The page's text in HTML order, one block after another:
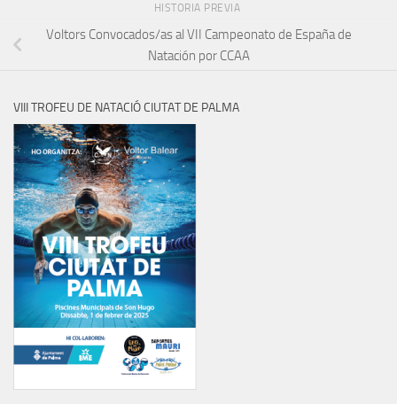
HISTORIA PREVIA
Voltors Convocados/as al VII Campeonato de España de
Natación por CCAA
VIII TROFEU DE NATACIÓ CIUTAT DE PALMA